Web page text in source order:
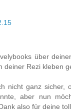
über
deiner Rezi kleben
nicht ganz sicher,
aber nun
also für deine